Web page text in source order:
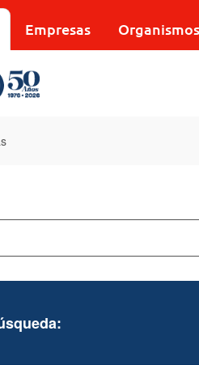
Empresas Organismos